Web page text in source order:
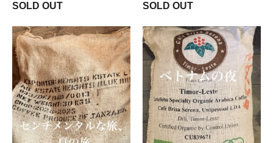
SOLD OUT
SOLD OUT